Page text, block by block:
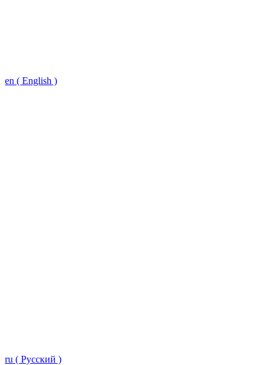
en ( English )
ru ( Русский )